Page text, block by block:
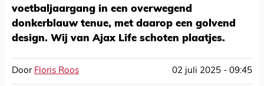
voetbaljaargang in een overwegend
donkerblauw tenue, met daarop een golvend
design. Wij van Ajax Life schoten plaatjes.
Door Floris Roos 02 juli 2025 - 09:45